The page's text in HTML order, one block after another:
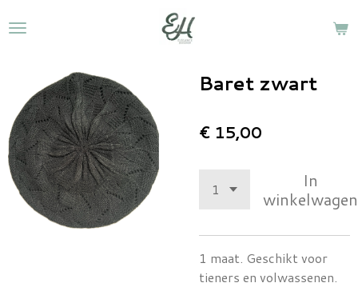
direct
hoofdinhoud
Baret zwart
€ 15,00
In
winkelwagen
1 maat. Geschikt voor
tieners en volwassenen.